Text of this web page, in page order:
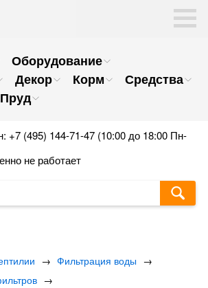
Оборудование
Декор Корм
Средства
Пруд
+7 (495) 144-71-47 (10:00 до 18:00 Пн-
не работает
→ Фильтрация воды →
→